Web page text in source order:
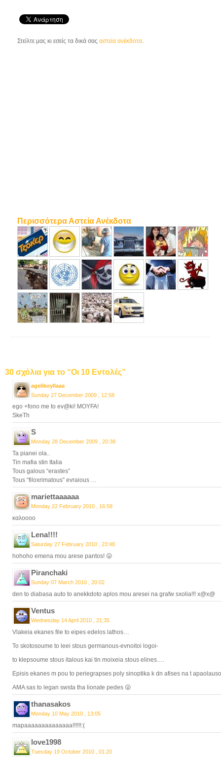
Στείλτε μας κι εσείς τα δικά σαςαστεία ανέκδοτα.
Περισσότερα Αστεία Ανέκδοτα
30 σχόλια για το “Οι 10 Εντολές”
agelikoyllaaa
Sunday 27 December 2009 , 12:58
ego +fono me to ev@ki! MOYFA!
SkeTh
S
Monday 28 December 2009 , 20:38
Ta pianei ola..
Tin mafia stin Italia
Tous galous “erastes”
Tous “filoxrimatous” evraious …
mariettaaaaaa
Monday 22 February 2010 , 16:58
καλοοοο
Lena!!!!
Saturday 27 February 2010 , 23:48
hohoho emena mou arese pantos! 😛
Piranchaki
Sunday 07 March 2010 , 20:02
den to diabasa auto to anekkdoto aplos mou aresei na grafw sxolia!!! x@x@
Ventus
Wednesday 14 April 2010 , 21:35
Vlakeia ekanes file to eipes edelos lathos…
To skotosoume to leei stous germanous-evnoitoi logoi-
to klepsoume stous italous kai tin moixeia stous elines….
Episis ekanes m pou to periegrapses poly sinoptika k dn afises na t
AMA sas to legan swsta tha lionate pedes 😛
thanasakos
Monday 10 May 2010 , 13:05
mapaaaaaaaaaaaaaa!!!!!!:(
love1998
Tuesday 19 October 2010 , 01:20